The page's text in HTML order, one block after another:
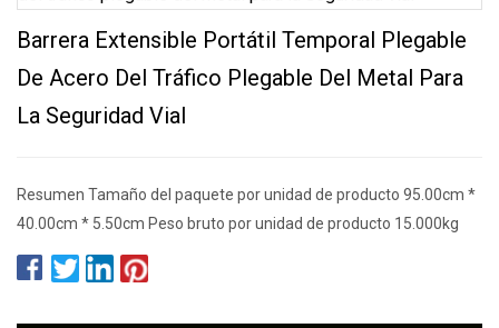
Barrera Extensible Portátil Temporal Plegable
De Acero Del Tráfico Plegable Del Metal Para
La Seguridad Vial
Resumen Tamaño del paquete por unidad de producto 95.00cm *
40.00cm * 5.50cm Peso bruto por unidad de producto 15.000kg